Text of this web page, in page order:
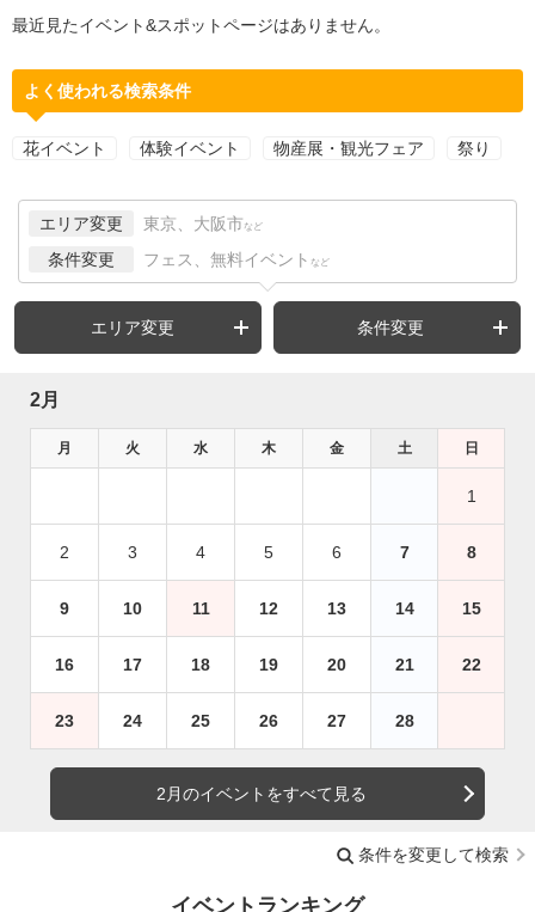
最近見たイベント&スポットページはありません。
よく使われる検索条件
花イベント 体験イベント 物産展・観光フェア 祭り
エリア変更 東京、大阪市 など
条件変更 フェス、無料イベント など
エリア変更 条件変更
2月
月 火 水 木 金 土 日
1
2 3 4 5 6 7 8
9 10 11 12 13 14 15
16 17 18 19 20 21 22
23 24 25 26 27 28
2月のイベントをすべて見る
条件を変更して検索
イベントランキング